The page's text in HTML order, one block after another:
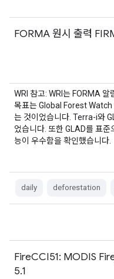
FORMA 원시 출력
WRI 참고: WRI는 FORMA 알
목표는 Global Forest Watch
는 것이었습니다. Terra-i와
었습니다. 또한 GLAD를 표
능이 우수함을 확인했습니다.
daily deforestation
FireCCI51: MODIS
5.1